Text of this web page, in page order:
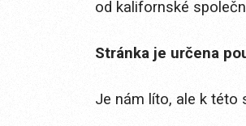
od kalifornské
Stránka je určena
Je nám líto, ale k této